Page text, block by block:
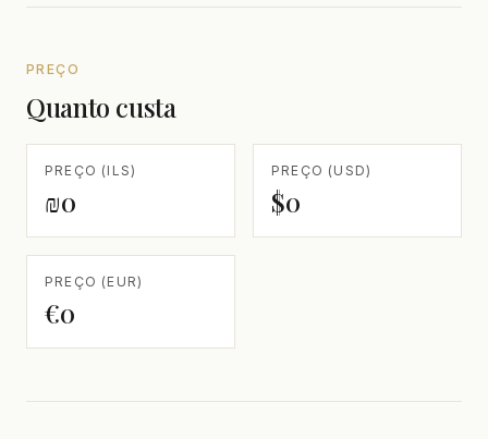
PREÇO
Quanto custa
PREÇO (ILS)
₪0
PREÇO (USD)
$0
PREÇO (EUR)
€0